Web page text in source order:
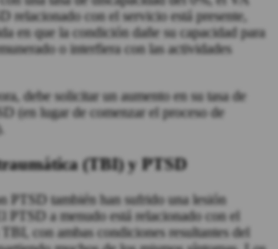
relacionado con el servicio está presente,
en que la condición dañe su capacidad para
o interfiera con las actividades
debe solicitar un aumento en su tasa de
(en lugar de comenzar el proceso de
(TBI) y PTSD
PTSD también han sufrido una lesión
PTSD a menudo está relacionado con el
con ambas condiciones resultantes del